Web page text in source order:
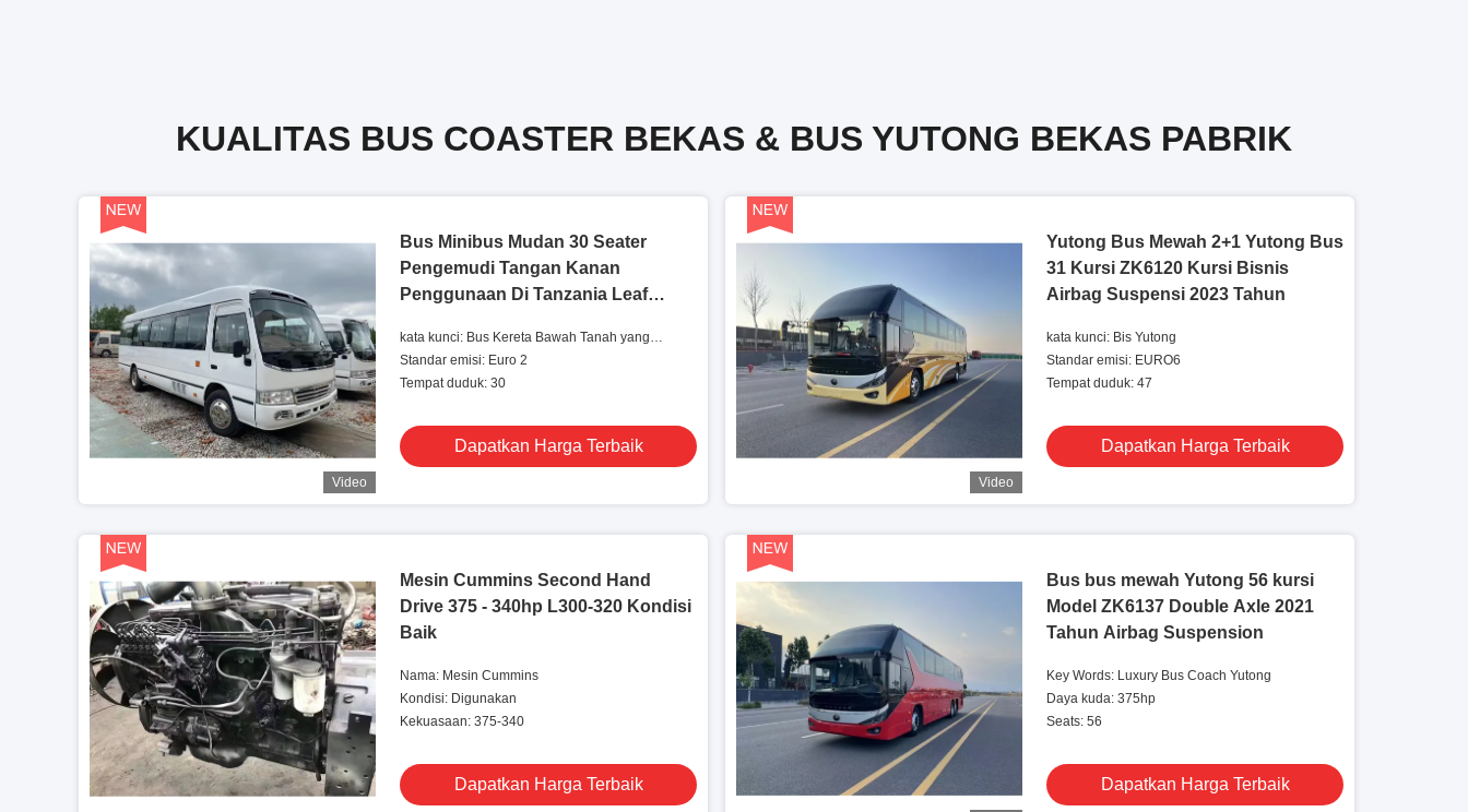
KUALITAS BUS COASTER BEKAS & BUS YUTONG BEKAS PABRIK
Video
Bus Minibus Mudan 30 Seater
Pengemudi Tangan Kanan
Penggunaan Di Tanzania Leaf
kata kunci: Bus Kereta Bawah Tanah yang
Digunakan
Standar emisi: Euro 2
Tempat duduk: 30
Dapatkan Harga Terbaik
Video
Yutong Bus Mewah 2+1 Yutong Bus
31 Kursi ZK6120 Kursi Bisnis
Airbag Suspensi 2023 Tahun
kata kunci: Bis Yutong
Standar emisi: EURO6
Tempat duduk: 47
Dapatkan Harga Terbaik
Mesin Cummins Second Hand
Drive 375 - 340hp L300-320 Kondisi
Baik
Nama: Mesin Cummins
Kondisi: Digunakan
Kekuasaan: 375-340
Dapatkan Harga Terbaik
Bus bus mewah Yutong 56 kursi
Model ZK6137 Double Axle 2021
Tahun Airbag Suspension
Key Words: Luxury Bus Coach Yutong
Daya kuda: 375hp
Seats: 56
Dapatkan Harga Terbaik